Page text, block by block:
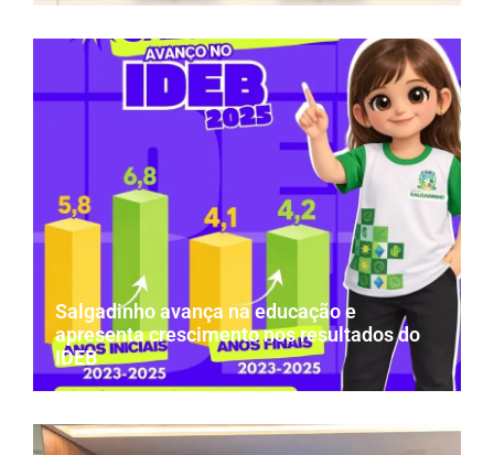
Salgadinho avança na educação e
apresenta crescimento nos resultados do
IDEB